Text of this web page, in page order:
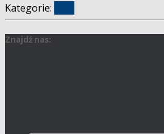
Kategorie:
Znajdź nas: